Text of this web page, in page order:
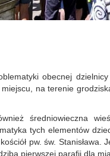
obecnej
na terenie
średniowieczna
tych elementów
pw. św.
pierwszej parafii dla